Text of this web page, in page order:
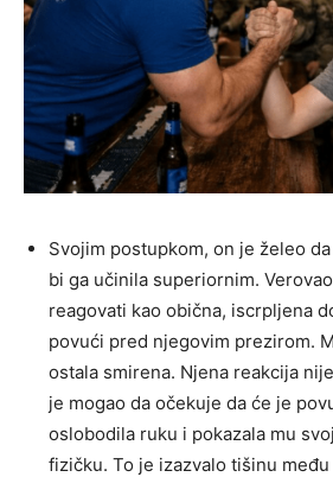
Svojim postupkom, on je želeo
bi ga učinila superiornim.
reagovati kao obična, iscrpljena
povući pred njegovim prezirom.
ostala smirena. Njena reakcija
je mogao da očekuje da će je
oslobodila ruku i pokazala mu
fizičku. To je izazvalo tišinu